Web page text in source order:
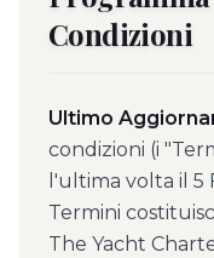
Condizioni
Ultimo
condizioni (i
l'ultima volta il 5
Termini
The Yacht